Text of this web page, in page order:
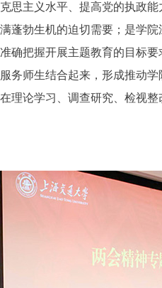
思主义水平、提高党的执政
蓬勃生机的迫切需要；是学院
确把握开展主题教育的目标
务师生结合起来，形成推动
理论学习、调查研究、检视